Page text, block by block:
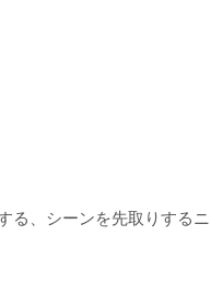
る、シーンを先取りする